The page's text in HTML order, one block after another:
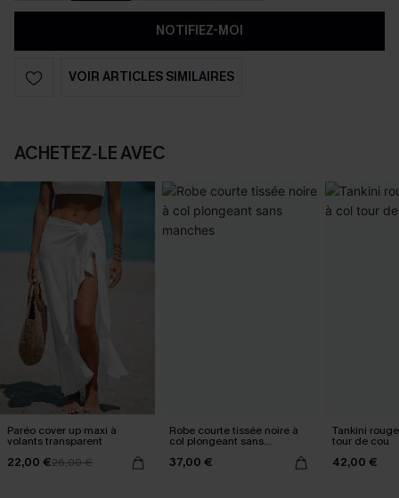
NOTIFIEZ-MOI
VOIR ARTICLES SIMILAIRES
ACHETEZ‑LE AVEC
Paréo cover up maxi à
volants transparent
22,00 €26,00 €
Robe courte tissée noire à
col plongeant sans
manches
37,00 €
Tankini
tour de cou
42,00 €